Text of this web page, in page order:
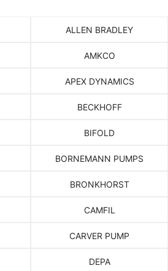
ALLEN BRADLEY
AMKCO
APEX DYNAMICS
BECKHOFF
BIFOLD
BORNEMANN PUMPS
BRONKHORST
CAMFIL
CARVER PUMP
DEPA